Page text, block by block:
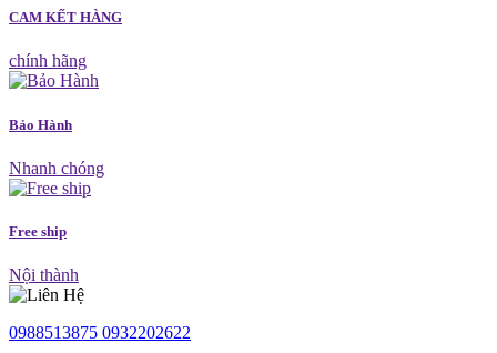
CAM KẾT HÀNG
chính hãng
Bảo Hành
Nhanh chóng
Free ship
Nội thành
0988513875 0932202622